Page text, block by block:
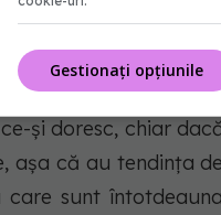
listă, își are
și doresc, chiar
așa că au tendința
sunt
Gestionați opțiunile